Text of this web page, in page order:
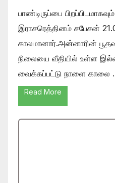
பாண்டிருப்பை
இராசரெத்தினம் சபேசன்
காலமானார்.அன்னாரின்
நிலையை வீதியில் உள்ள
வைக்கப்பட்டு நாளை காலை
Read More